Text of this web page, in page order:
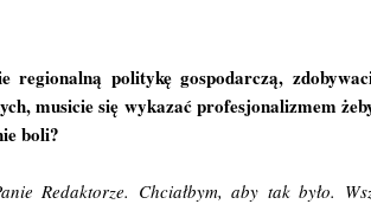
regionalną politykę gospodarczą,
musicie się wykazać profesjonalizmem
boli?
Redaktorze. Chciałbym, aby tak było.